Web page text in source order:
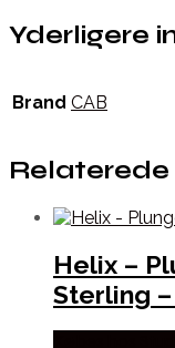
Yderligere
Brand CAB
Relaterede
Helix –
Sterling